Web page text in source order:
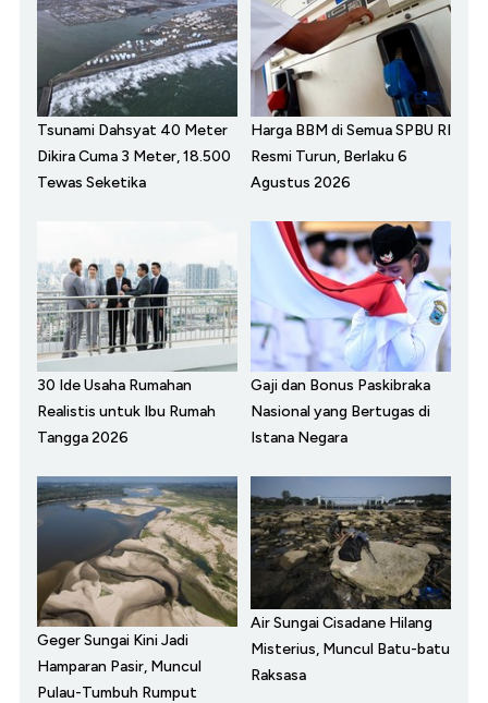
Tsunami Dahsyat 40 Meter
Dikira Cuma 3 Meter, 18.500
Tewas Seketika
Harga BBM di Semua SPBU RI
Resmi Turun, Berlaku 6
Agustus 2026
30 Ide Usaha Rumahan
Realistis untuk Ibu Rumah
Tangga 2026
Gaji dan Bonus Paskibraka
Nasional yang Bertugas di
Istana Negara
Geger Sungai Kini Jadi
Hamparan Pasir, Muncul
Pulau-Tumbuh Rumput
Air Sungai Cisadane Hilang
Misterius, Muncul Batu-batu
Raksasa